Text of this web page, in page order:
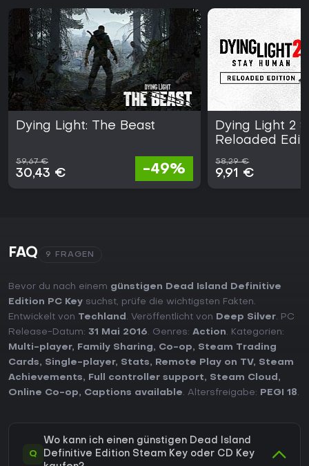
Dying Light: The Beast
59,67 €
30,43 € -49%
Dying Light 2
Reloaded
58,29 €
9,91 €
FAQ 9 FRAGEN
Bevor du nach einem günstigen Dead Island Definitive
Edition PC Key suchst, prüfe die wichtigsten Fakten.
Entwickelt von Techland . Veröffentlicht von Deep Silver. PC
Release-Datum: 31 Mai 2016. Genres: Action. Kategorien:
Multi-player, Family Sharing, Co-op, Steam Trading
Cards, Single-player, Stats, Remote Play on TV, Steam
Achievements, Full controller support, Steam Cloud ,
Online Co-op, Captions available. Altersfreigabe: PEGI 18.
Q
Wo kann ich einen günstigen Dead Island
Definitive Edition Steam Key oder CD Key